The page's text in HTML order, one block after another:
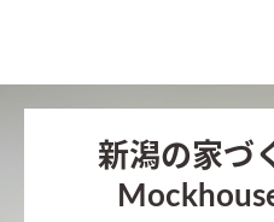
新潟の家づ